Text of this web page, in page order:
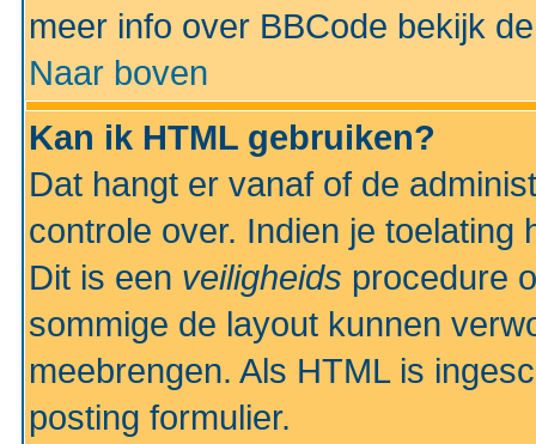
meer info over BBCode bekijk
Naar boven
Kan ik HTML gebruiken?
Dat hangt er vanaf of de
controle over. Indien je
Dit is een veiligheids procedure
sommige de layout kunnen
meebrengen. Als HTML is
posting formulier.